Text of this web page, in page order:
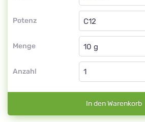
Potenz
Globuli
C12
Menge
Globuli
Anzahl
In den Warenkorb